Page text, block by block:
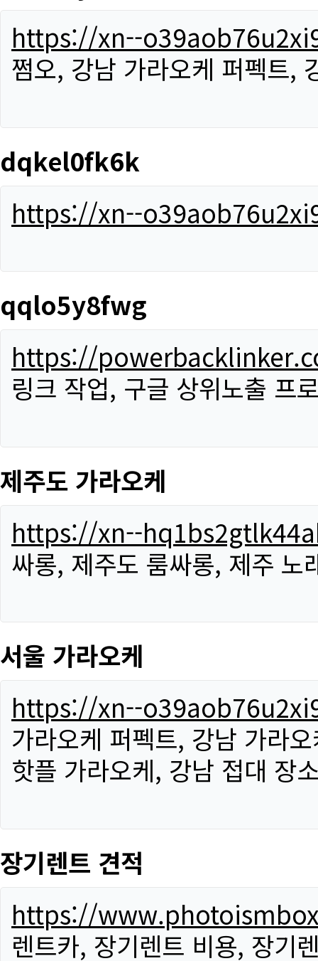
https://xn--
쩜오, 강남 가라오케 퍼펙트,
dqkel0fk6k
https://xn--
qqlo5y8fwg
https://
링크 작업, 구글 상위노출 프
제주도 가라오케
https://xn--
싸롱, 제주도 룸싸롱, 제주 노
서울 가라오케
https://xn--
가라오케 퍼펙트, 강남 가라
핫플 가라오케, 강남 접대 장
장기렌트 견적
https://
렌트카, 장기렌트 비용, 장기